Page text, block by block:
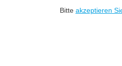
Bitte akzeptieren